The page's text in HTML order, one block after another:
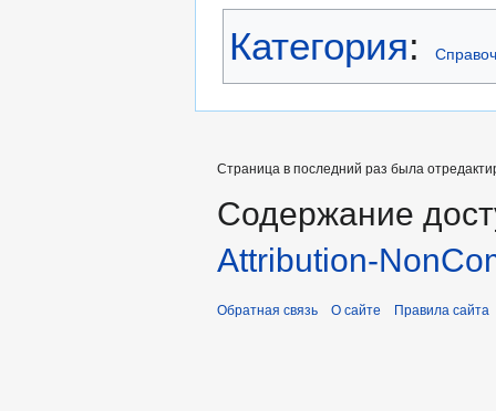
Категория:
Страница в последний раз была
Содержание
Attribution-
Обратная связь О сайте Правила сайта